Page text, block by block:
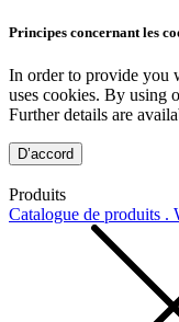
Principes concernant les
In order to provide you
uses cookies. By using
Further details are
D’accord
Produits
Catalogue de produits .